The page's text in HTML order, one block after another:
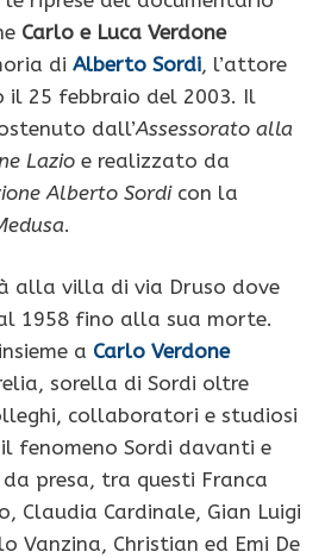
Carlo e Luca Verdone
di Alberto Sordi, l’attore
il 25 febbraio del 2003. Il
dall’Assessorato alla
Lazio e realizzato da
Alberto Sordicon la
.
alla villa di via Druso dove
1958 fino alla sua morte.
a Carlo Verdone
sorella di Sordi oltre
collaboratori e studiosi
fenomeno Sordi davanti e
presa, tra questi Franca
Claudia Cardinale, Gian Luigi
Vanzina, Christian ed Emi De